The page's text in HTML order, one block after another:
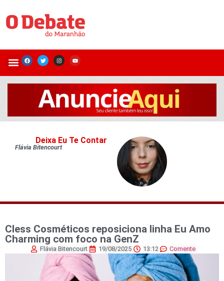
Deixa Eu Te Contar
Flávia Bitencourt
Cless Cosméticos reposiciona linha Eu Amo
Charming com foco na GenZ
Flávia Bitencourt 19/08/2025 13:12 Comente